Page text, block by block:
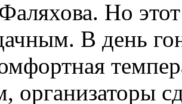
Но
В день
организаторы